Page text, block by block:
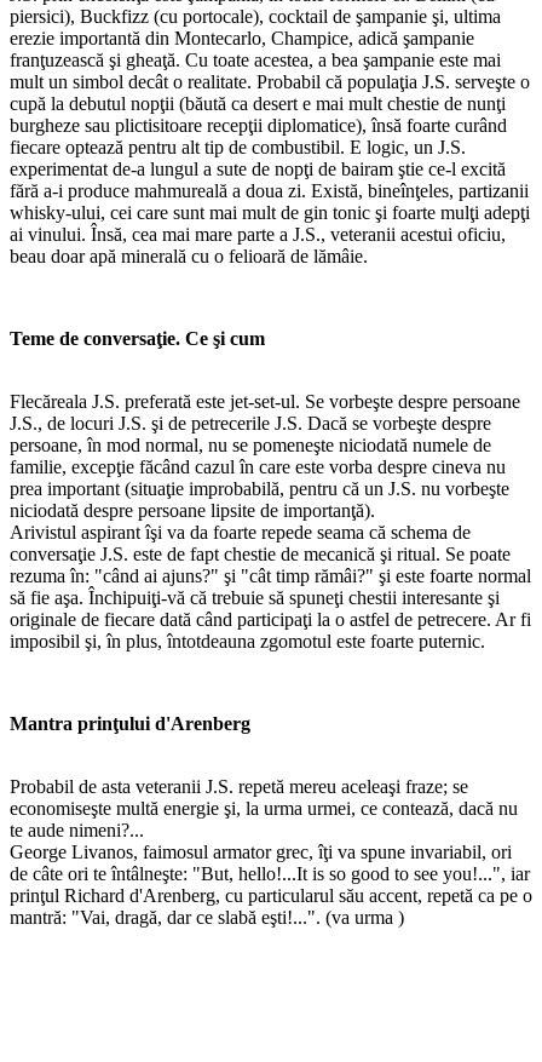
piersici), Buckfizz (cu portocale), cocktail de şampanie şi, ultima
erezie importantă din Montecarlo, Champice, adică şampanie
franţuzească şi gheaţă. Cu toate acestea, a bea şampanie este mai
mult un simbol decât o realitate. Probabil că populaţia J.S. serveşte o
cupă la debutul nopţii (băută ca desert e mai mult chestie de nunţi
burgheze sau plictisitoare recepţii diplomatice), însă foarte curând
fiecare optează pentru alt tip de combustibil. E logic, un J.S.
experimentat de-a lungul a sute de nopţi de bairam ştie ce-l excită
fără a-i produce mahmureală a doua zi. Există, bineînţeles, partizanii
whisky-ului, cei care sunt mai mult de gin tonic şi foarte mulţi adepţi
ai vinului. Însă, cea mai mare parte a J.S., veteranii acestui oficiu,
beau doar apă minerală cu o felioară de lămâie.
Teme de conversaţie. Ce şi cum
Flecăreala J.S. preferată este jet-set-ul. Se vorbeşte despre persoane
J.S., de locuri J.S. şi de petrecerile J.S. Dacă se vorbeşte despre
persoane, în mod normal, nu se pomeneşte niciodată numele de
familie, excepţie făcând cazul în care este vorba despre cineva nu
prea important (situaţie improbabilă, pentru că un J.S. nu vorbeşte
niciodată despre persoane lipsite de importanţă).
Arivistul aspirant îşi va da foarte repede seama că schema de
conversaţie J.S. este de fapt chestie de mecanică şi ritual. Se poate
rezuma în: "când ai ajuns?" şi "cât timp rămâi?" şi este foarte normal
să fie aşa. Închipuiţi-vă că trebuie să spuneţi chestii interesante şi
originale de fiecare dată când participaţi la o astfel de petrecere. Ar fi
imposibil şi, în plus, întotdeauna zgomotul este foarte puternic.
Mantra prinţului d'Arenberg
Probabil de asta veteranii J.S. repetă mereu aceleaşi fraze; se
economiseşte multă energie şi, la urma urmei, ce contează, dacă nu
te aude nimeni?...
George Livanos, faimosul armator grec, îţi va spune invariabil, ori
de câte ori te întâlneşte: "But, hello!...It is so good to see you!...", iar
prinţul Richard d'Arenberg, cu particularul său accent, repetă ca pe o
mantră: "Vai, dragă, dar ce slabă eşti!...". (va urma )